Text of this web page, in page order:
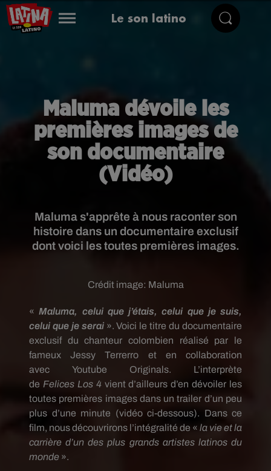
Le son latino
Maluma dévoile les
premières images de
son documentaire
(Vidéo)
Maluma s'apprête à nous raconter son
histoire dans un documentaire exclusif
dont voici les toutes premières images.
Crédit image: Maluma
« Maluma, celui que j’étais, celui que je suis,
celui que je serai ». Voici le titre du documentaire
exclusif du chanteur colombien réalisé par le
fameux Jessy
Terrerro
et en collaboration
avec
Youtube Originals.
L’interprète
de Felices Los4vient d’ailleurs d’en dévoiler les
toutes premières images dans un trailer d’un peu
plus d’une minute (vidéo ci-dessous). Dans ce
film, nous découvrirons l’intégralité de « la vie et la
carrière d’un des plus grands artistes latinosdu
monde ».